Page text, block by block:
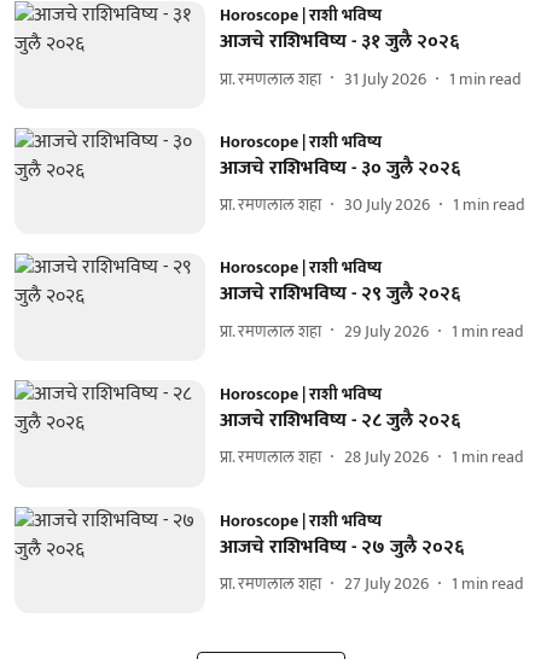
Horoscope | राशी भविष्य
आजचे राशिभविष्य - ३१ जुलै २०२६
प्रा. रमणलाल शहा 31 July 2026 1 min read
Horoscope | राशी भविष्य
आजचे राशिभविष्य - ३० जुलै २०२६
प्रा. रमणलाल शहा 30 July 2026 1 min read
Horoscope | राशी भविष्य
आजचे राशिभविष्य - २९ जुलै २०२६
प्रा. रमणलाल शहा 29 July 2026 1 min read
Horoscope | राशी भविष्य
आजचे राशिभविष्य - २८ जुलै २०२६
प्रा. रमणलाल शहा 28 July 2026 1 min read
Horoscope | राशी भविष्य
आजचे राशिभविष्य - २७ जुलै २०२६
प्रा. रमणलाल शहा 27 July 2026 1 min read